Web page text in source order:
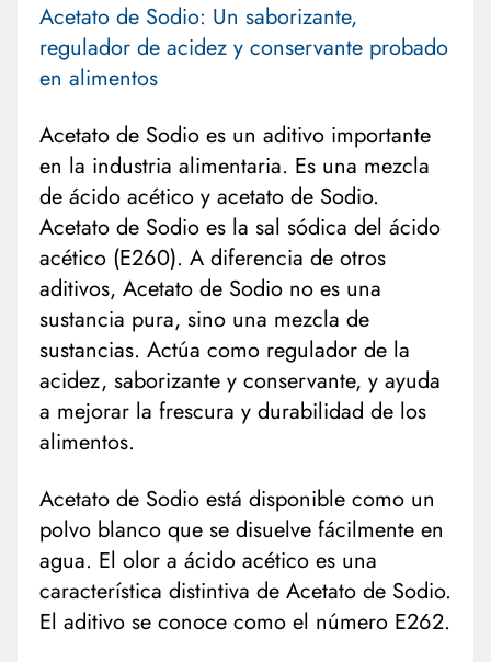
Acetato de Sodio: Un saborizante,
regulador de acidez y conservante probado
en alimentos
Acetato de Sodio es un aditivo importante
en la industria alimentaria. Es una mezcla
de ácido acético y acetato de Sodio.
Acetato de Sodio es la sal sódica del ácido
acético (E260). A diferencia de otros
aditivos, Acetato de Sodio no es una
sustancia pura, sino una mezcla de
sustancias. Actúa como regulador de la
acidez, saborizante y conservante, y ayuda
a mejorar la frescura y durabilidad de los
alimentos.
Acetato de Sodio está disponible como un
polvo blanco que se disuelve fácilmente en
agua. El olor a ácido acético es una
característica distintiva de Acetato de Sodio.
El aditivo se conoce como el número E262.